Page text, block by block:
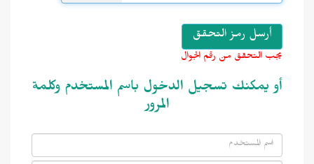
يجب التحقق من رقم الجوال
أو يمكنك تسجيل الدخول باسم المستخدم وكلمة
المرور